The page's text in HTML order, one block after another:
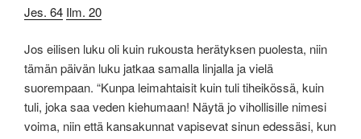
Jes. 64 Ilm. 20
Jos eilisen luku oli kuin rukousta herätyksen puolesta, niin
tämän päivän luku jatkaa samalla linjalla ja vielä
suorempaan. “Kunpa leimahtaisit kuin tuli tiheikössä, kuin
tuli, joka saa veden kiehumaan! Näytä jo vihollisille nimesi
voima, niin että kansakunnat vapisevat sinun edessäsi, kun